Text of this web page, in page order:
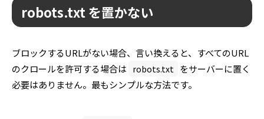
robots.txt を置かない
ブロックするURLがない場合、言い換えると、すべてのURL
のクロールを許可する場合は robots.txt をサーバーに置く
必要はありません。最もシンプルな方法です。